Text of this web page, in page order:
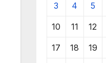
3 4 5
10 11 12
17 18 19